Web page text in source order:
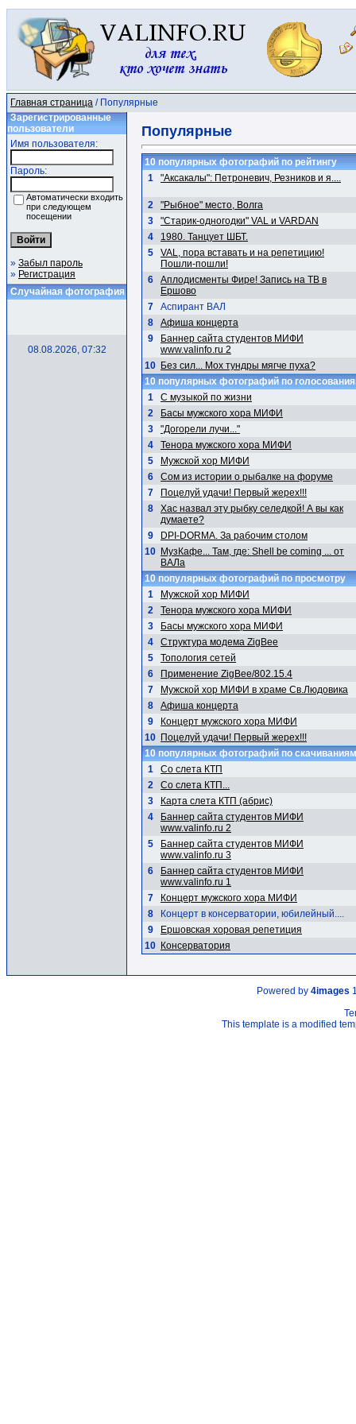
Главная страница / Популярные
Зарегистрированные
пользователи
Имя пользователя:
Пароль:
Автоматически входить
при следующем
посещении
» Забыл пароль
» Регистрация
Случайная фотография
08.08.2026, 07:32
Популярные
10 популярных фотографий по рейтингу
1
"Аксакалы": Петроневич, Резников и я....
2
"Рыбное" место, Волга
3
"Старик-одногодки" VAL и VARDAN
4
1980. Танцует ШБТ.
5
VAL, пора вставать и на репетицию!
Пошли-пошли!
6
Аплодисменты Фире! Запись на ТВ в
Ершово
7
Аспирант ВАЛ
8
Афиша концерта
9
Баннер сайта студентов МИФИ
www.valinfo.ru 2
10 Без сил... Мох тундры мягче пуха?
10 популярных фотографий по
1
С музыкой по жизни
2
Басы мужского хора МИФИ
3
"Догорели лучи..."
4
Тенора мужского хора МИФИ
5
Мужской хор МИФИ
6
Сом из истории о рыбалке на форуме
7
Поцелуй удачи! Первый жерех!!!
8
Хас назвал эту рыбку селедкой! А вы как
думаете?
9
DPI-DORMA. За рабочим столом
10 МузКафе... Там, где: Shell be coming ... от
ВАЛа
10 популярных фотографий по просмотру
1
Мужской хор МИФИ
2
Тенора мужского хора МИФИ
3
Басы мужского хора МИФИ
4
Структура модема ZigBee
5
Топология сетей
6
Применение ZigBee/802.15.4
7
Мужской хор МИФИ в храме Св.Людовика
8
Афиша концерта
9
Концерт мужского хора МИФИ
10 Поцелуй удачи! Первый жерех!!!
10 популярных фотографий по скачиваниям
1
Со слета КТП
2
Со слета КТП...
3
Карта слета КТП (абрис)
4
Баннер сайта студентов МИФИ
www.valinfo.ru 2
5
Баннер сайта студентов МИФИ
www.valinfo.ru 3
6
Баннер сайта студентов МИФИ
www.valinfo.ru 1
7
Концерт мужского хора МИФИ
8
Концерт в консерватории, юбилейный....
9
Ершовская хоровая репетиция
10 Консерватория
Powered by 4images
This template is a modified